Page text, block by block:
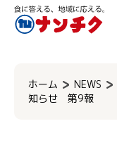
ホーム NEWS
知らせ 第9報